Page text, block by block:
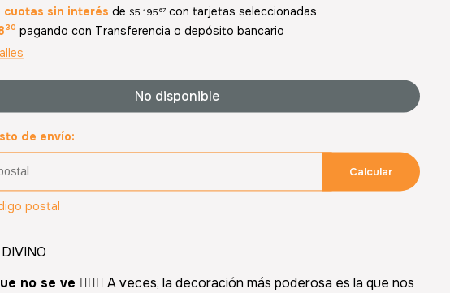
cuotas sin interés de $5.195 67con tarjetas seleccionadas
30 pagando con Transferencia o depósito bancario
No disponible
de envío:
Calcular
postal
no se ve 🧘‍♀️✨ A veces, la decoración más poderosa es la que nos